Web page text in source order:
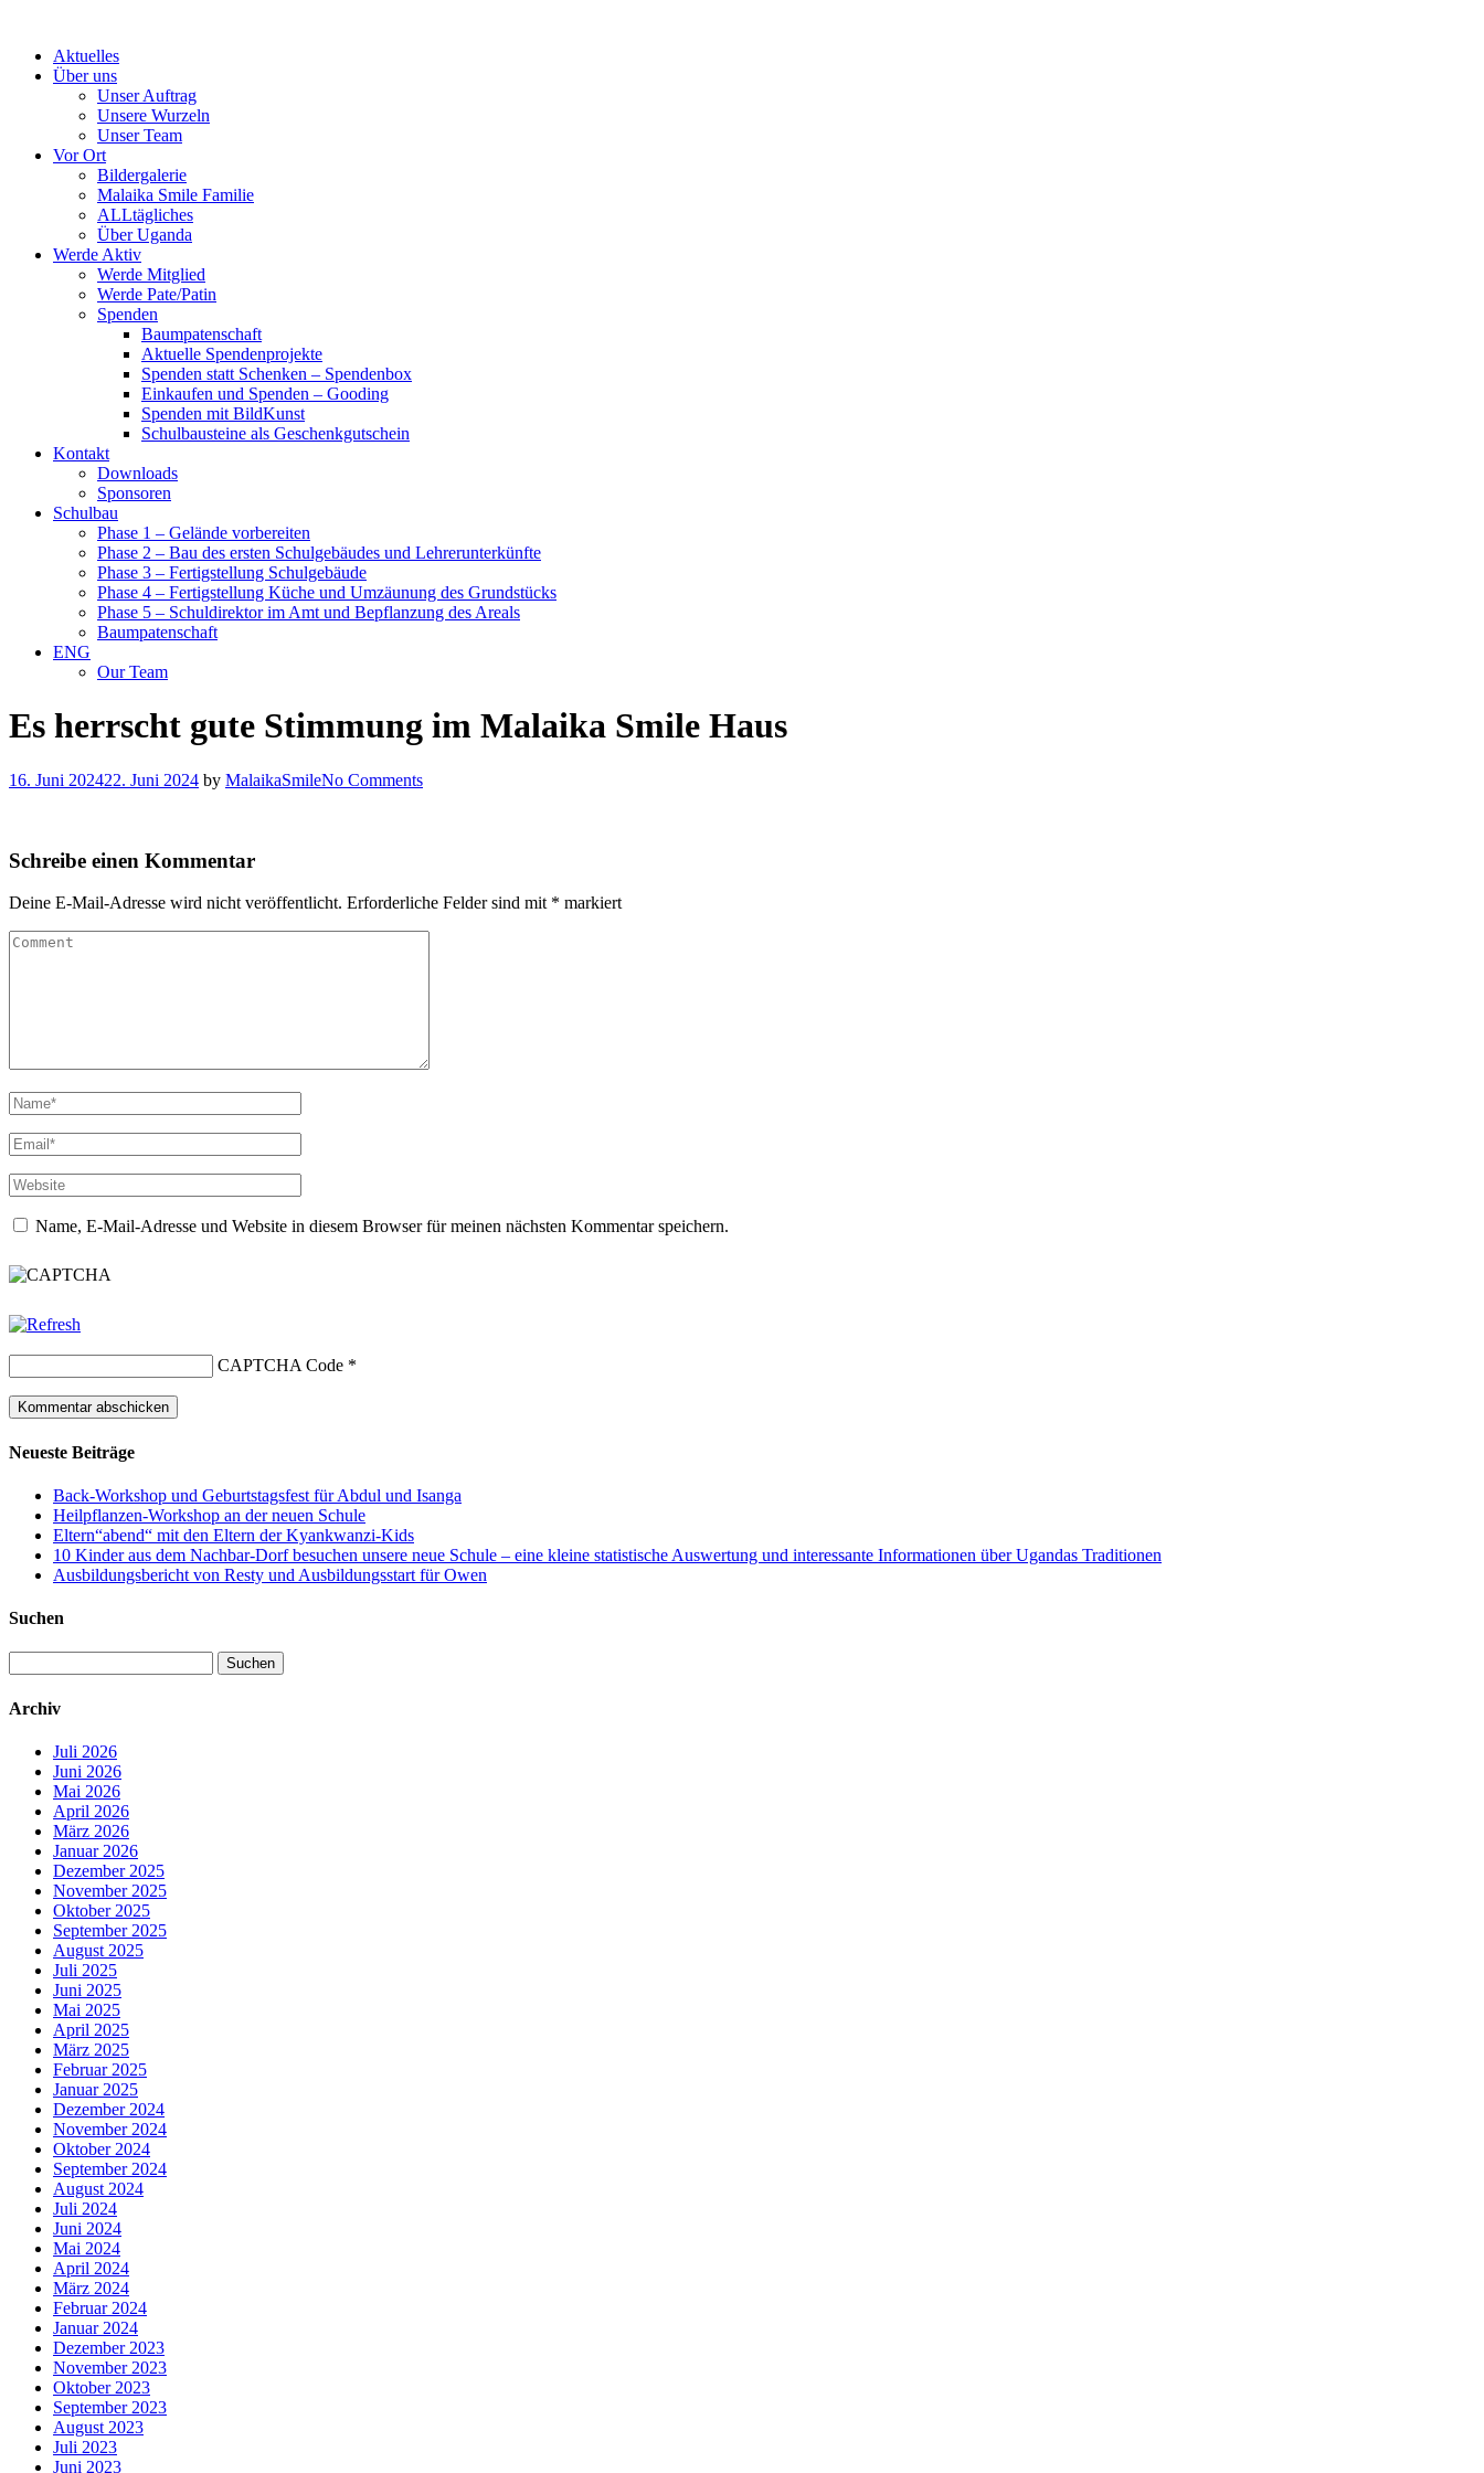
contentAktuelles
Über uns
Unser Auftrag
Unsere Wurzeln
Unser Team
Vor Ort
Bildergalerie
Malaika Smile Familie
ALLtägliches
Über Uganda
Werde Aktiv
Werde Mitglied
Werde Pate/Patin
Spenden
Baumpatenschaft
Aktuelle Spendenprojekte
Spenden statt Schenken – Spendenbox
Einkaufen und Spenden – Gooding
Spenden mit BildKunst
Schulbausteine als Geschenkgutschein
Kontakt
Downloads
Sponsoren
Schulbau
Phase 1 – Gelände vorbereiten
Phase 2 – Bau des ersten Schulgebäudes und Lehrerunterkünfte
Phase 3 – Fertigstellung Schulgebäude
Phase 4 – Fertigstellung Küche und Umzäunung des Grundstücks
Phase 5 – Schuldirektor im Amt und Bepflanzung des Areals
Baumpatenschaft
ENG
Our Team
Es herrscht gute Stimmung im Malaika Smile Haus
16. Juni 202422. Juni 2024 by MalaikaSmileNo Comments
Schreibe einen Kommentar
Deine E-Mail-Adresse wird nicht veröffentlicht. Erforderliche Felder sind mit * markiert
Name, E-Mail-Adresse und Website in diesem Browser für meinen nächsten Kommentar speichern.
CAPTCHA Code *
Neueste Beiträge
Back-Workshop und Geburtstagsfest für Abdul und Isanga
Heilpflanzen-Workshop an der neuen Schule
Eltern“abend“ mit den Eltern der Kyankwanzi-Kids
10 Kinder aus dem Nachbar-Dorf besuchen unsere neue Schule – eine kleine statistische Auswertung und interessante Informationen über Ugandas Traditionen
Ausbildungsbericht von Resty und Ausbildungsstart für Owen
Suchen
nach:
Archiv
Juli 2026
Juni 2026
Mai 2026
April 2026
März 2026
Januar 2026
Dezember 2025
November 2025
Oktober 2025
September 2025
August 2025
Juli 2025
Juni 2025
Mai 2025
April 2025
März 2025
Februar 2025
Januar 2025
Dezember 2024
November 2024
Oktober 2024
September 2024
August 2024
Juli 2024
Juni 2024
Mai 2024
April 2024
März 2024
Februar 2024
Januar 2024
Dezember 2023
November 2023
Oktober 2023
September 2023
August 2023
Juli 2023
Juni 2023